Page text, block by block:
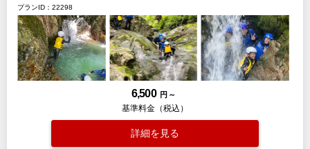
プランID：22298
6,500 円 ～
基準料金（税込）
詳細を見る